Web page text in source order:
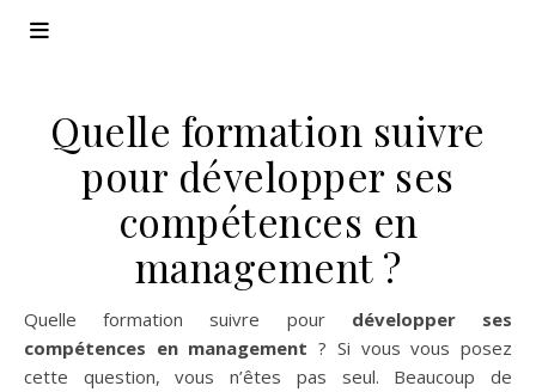
Quelle formation suivre
pour développer ses
compétences en
management ?
Quelle formation suivre pour développer ses
compétences en management ? Si vous vous posez
cette question, vous n’êtes pas seul. Beaucoup de